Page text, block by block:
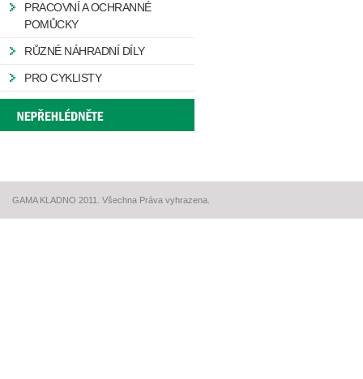
PRACOVNÍ A OCHRANNÉ
POMŮCKY
RŮZNÉ NÁHRADNÍ DÍLY
PRO CYKLISTY
GAMA KLADNO 2011. Všechna Práva vyhrazena.